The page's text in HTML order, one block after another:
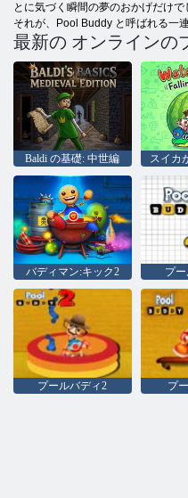
とに気づく瞬間の夢のおかげだけ
それが、Pool Buddy と呼ばれる一
最新の オンラインの
Baldi の基礎: 中世編
バディマン:キック2 プ
プールバディ2 プ